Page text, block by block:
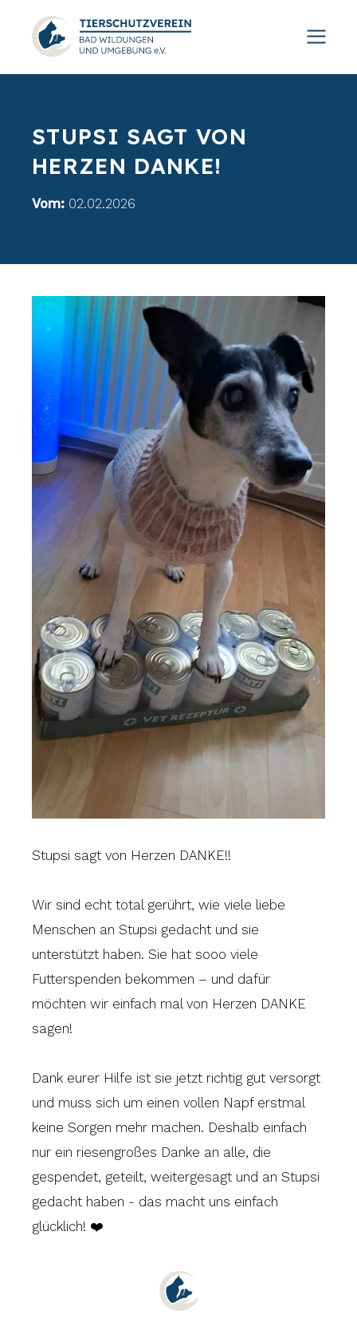
STUPSI SAGT VON
HERZEN DANKE!
Vom: 02.02.2026
Stupsi sagt von Herzen DANKE!!
Wir sind echt total gerührt, wie viele liebe
Menschen an Stupsi gedacht und sie
unterstützt haben. Sie hat sooo viele
Futterspenden bekommen – und dafür
möchten wir einfach mal von Herzen DANKE
sagen!
Dank eurer Hilfe ist sie jetzt richtig gut versorgt
und muss sich um einen vollen Napf erstmal
keine Sorgen mehr machen. Deshalb einfach
nur ein riesengroßes Danke an alle, die
gespendet, geteilt, weitergesagt und an Stupsi
gedacht haben - das macht uns einfach
glücklich! ❤️